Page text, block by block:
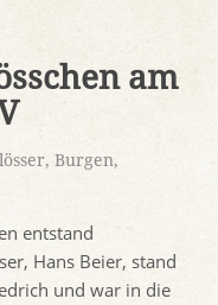
am
Burgen,
entstand
Hans Beier, stand
und war in die